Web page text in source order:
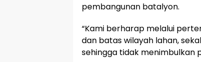
pembangunan batalyon.
“Kami berharap melalui
dan batas wilayah lahan,
sehingga tidak menimbulkan